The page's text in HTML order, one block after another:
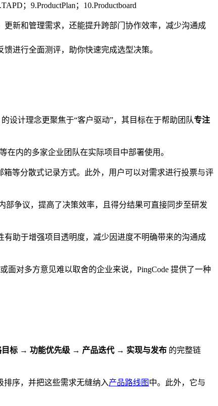
；9.ProductPlan；10.Productboard
更新和管理需求，还能提升跨部门协作效率，减少沟通成
进行全面测评，助你快速完成选型决策。
设计理念更聚焦于“客户驱动”，其目标在于帮助团队专注
在内的多家企业团队在实际项目中部署使用。
等分散式记录方式。此外，用户可以对需求进行投票与评
争议，提高了决策效率，且得分结果可直接同步至研发
助于增强项目透明度，减少因进度不明确带来的沟通成
面对多方意见难以取舍的企业来说，PingCode 提供了一种
目标 → 功能优先级 → 产品迭代 → 实现与发布 的完整链
排序，并把这些需求无缝纳入产品路线图 中。此外，它与